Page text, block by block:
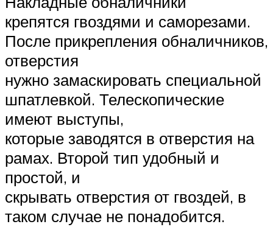
крепятся гвоздями и саморезами.
После прикрепления обналичников,
отверстия
нужно замаскировать специальной
шпатлевкой. Телескопические
имеют выступы,
которые заводятся в отверстия на
рамах. Второй тип удобный и
простой, и
скрывать отверстия от гвоздей, в
таком случае не понадобится.